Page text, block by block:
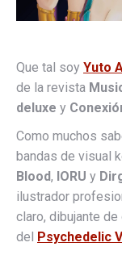
Que tal soy Yuto
de la revista
deluxe y
Como muchos
bandas de visual
Blood, IORU y
ilustrador
claro, dibujante
del Psychedelic